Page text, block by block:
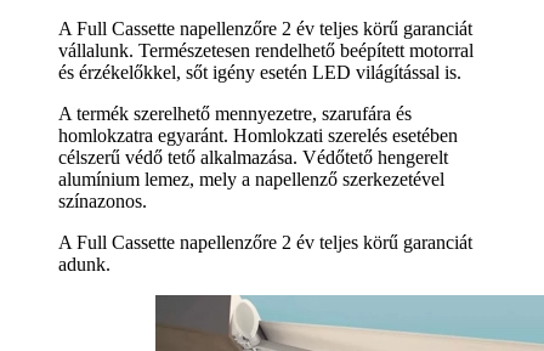
A Full Cassette napellenzőre 2 év teljes körű garanciát
vállalunk. Természetesen rendelhető beépített motorral
és érzékelőkkel, sőt igény esetén LED világítással is.
A termék szerelhető mennyezetre, szarufára és
homlokzatra egyaránt. Homlokzati szerelés esetében
célszerű védő tető alkalmazása. Védőtető hengerelt
alumínium lemez, mely a napellenző szerkezetével
színazonos.
A Full Cassette napellenzőre 2 év teljes körű garanciát
adunk.